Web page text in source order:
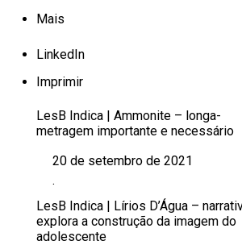
Mais
LinkedIn
Imprimir
LesB Indica | Ammonite – longa-
metragem importante e necessário
Data
20 de setembro de 2021
Em relação a
.
LesB Indica | Lírios D’Água –
explora a construção da imagem do
adolescente